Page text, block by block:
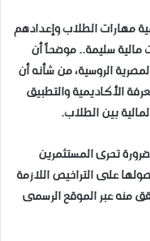
مهارات الطلاب وإعدادهم
مالية سليمة.. موضحاً أن
الروسية، من شأنه أن
الأكاديمية والتطبيق
بين الطلاب.
تحرى المستثمرين
على التراخيص اللازمة
منه عبر الموقع الرسمى